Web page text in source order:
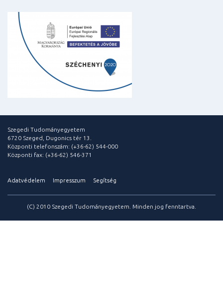
Szegedi Tudományegyetem
6720 Szeged, Dugonics tér 13.
Központi telefonszám: (+36-62) 544-000
Központi fax: (+36-62) 546-371
Adatvédelem Impresszum Segítség
(C) 2010 Szegedi Tudományegyetem. Minden jog fenntartva.